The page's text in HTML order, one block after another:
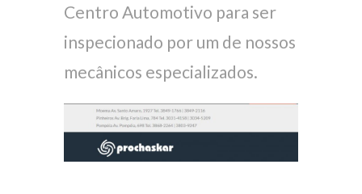
Centro Automotivo para ser
inspecionado por um de nossos
mecânicos especializados.